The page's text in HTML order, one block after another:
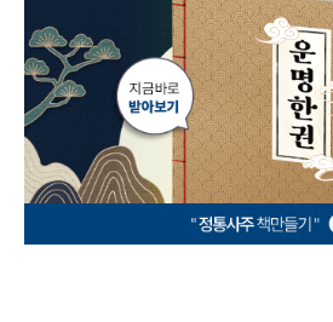
작명
수리사주